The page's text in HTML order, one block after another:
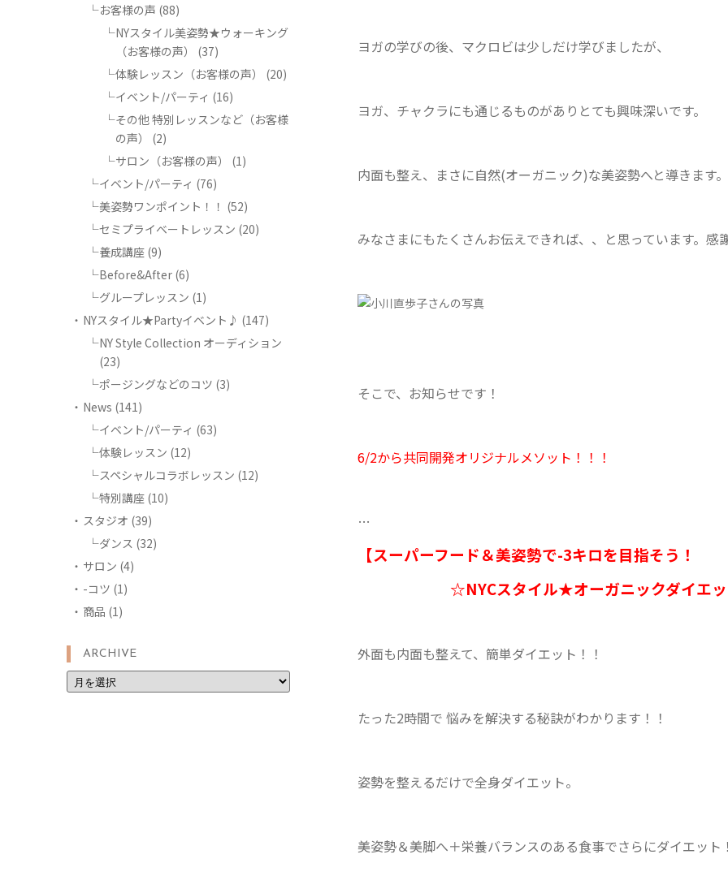
お客様の声 (88)
NYスタイル美姿勢★ウォーキング
（お客様の声）
(37)
体験レッスン（お客様の声）
(20)
イベント/パーティ (16)
その他 特別レッスンなど（お客様
の声）
(2)
サロン（お客様の声）
(1)
イベント/パーティ (76)
美姿勢ワンポイント！！ (52)
セミプライベートレッスン (20)
養成講座 (9)
Before&After (6)
グループレッスン (1)
NYスタイル★Partyイベント♪ (147)
NY Style Collection オーディション
(23)
ポージングなどのコツ (3)
News (141)
イベント/パーティ (63)
体験レッスン (12)
スペシャルコラボレッスン (12)
特別講座 (10)
スタジオ (39)
ダンス (32)
サロン (4)
-コツ (1)
商品 (1)
ARCHIVE
ヨガの学びの後、マクロビは少しだけ学びましたが、
ヨガ、チャクラにも通じるものがありとても興味深いです。
内面も整え、まさに自然(オーガニック)な美姿勢へと導きます。
みなさまにもたくさんお伝えできれば、、と思っています。感
そこで、お知らせです！
6/2から共同開発オリジナルメソット！！！
…
【スーパーフード＆美姿勢で-3キロを目指そう！
☆NYCスタイル★オーガニックダイエッ
外面も内面も整えて、簡単ダイエット！！
たった2時間で 悩みを解決する秘訣がわかります！！
姿勢を整えるだけで全身ダイエット。
美姿勢＆美脚へ＋栄養バランスのある食事でさらにダイエット